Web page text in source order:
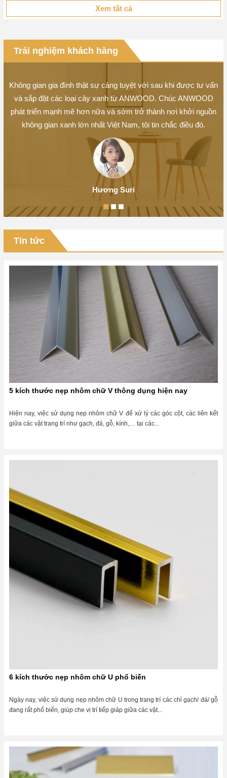
Xem tất cả
Trải nghiệm khách hàng
Không gian gia đình thật sự càng tuyệt với sau khi được tư vấn
và sắp đặt các loại cây xanh từ ANWOOD. Chúc ANWOOD
phát triển mạnh mẽ hơn nữa và sớm trở thành nơi khởi nguồn
không gian xanh lớn nhất Việt Nam, tôi tin chắc điều đó.
Hương Suri
Tin tức
5 kích thước nẹp nhôm chữ V thông dụng hiện nay
Hiện nay, việc sử dụng nẹp nhôm chữ V để xử lý các góc cột, các liên kết
giữa các vật trang trí như gạch, đá, gỗ, kính,… tại các...
6 kích thước nẹp nhôm chữ U phổ biến
Ngày nay, việc sử dụng nẹp nhôm chữ U trong trang trí các chỉ gạch/ đá/ gỗ
đang rất phổ biến, giúp che vị trí tiếp giáp giữa các vật...